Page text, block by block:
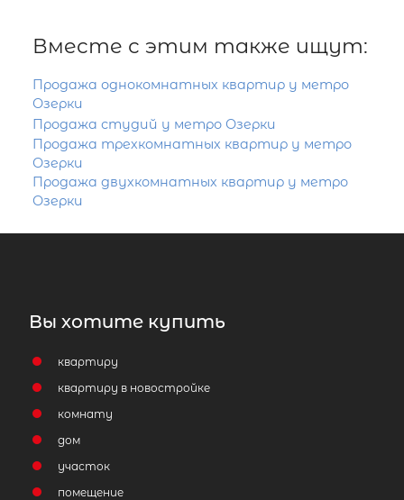
Вместе с этим также ищут:
Продажа однокомнатных квартир у метро
Озерки
Продажа студий у метро Озерки
Продажа трехкомнатных квартир у метро
Озерки
Продажа двухкомнатных квартир у метро
Озерки
Вы хотите купить
квартиру
квартиру в новостройке
комнату
дом
участок
помещение